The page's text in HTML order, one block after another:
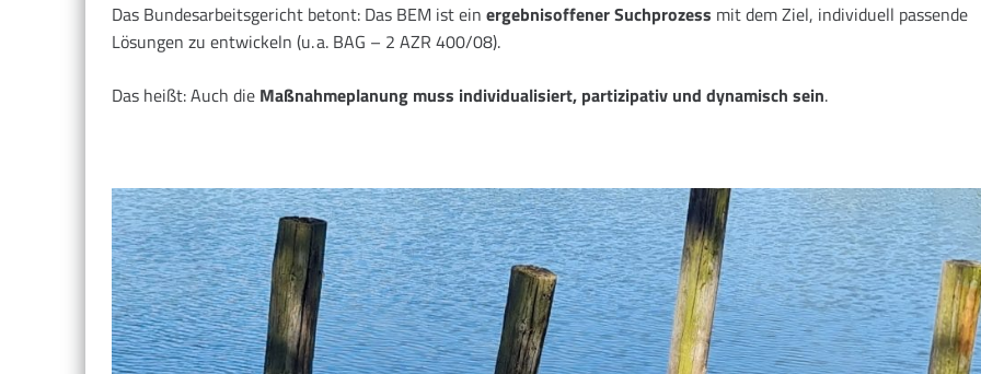
Das Bundesarbeitsgericht betont: Das BEM ist ein ergebnisoffener Suchprozess mit dem Ziel, individuell passende
Lösungen zu entwickeln (u. a. BAG – 2 AZR 400/08).
Das heißt: Auch die Maßnahmeplanung muss individualisiert, partizipativ und dynamisch sein.